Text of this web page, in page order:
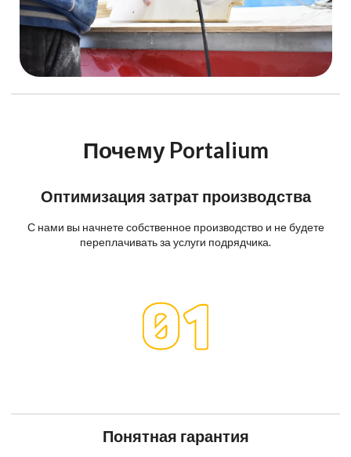
Почему Portalium
Оптимизация затрат производства
С нами вы начнете собственное производство и не будете
переплачивать за услуги подрядчика.
Понятная гарантия